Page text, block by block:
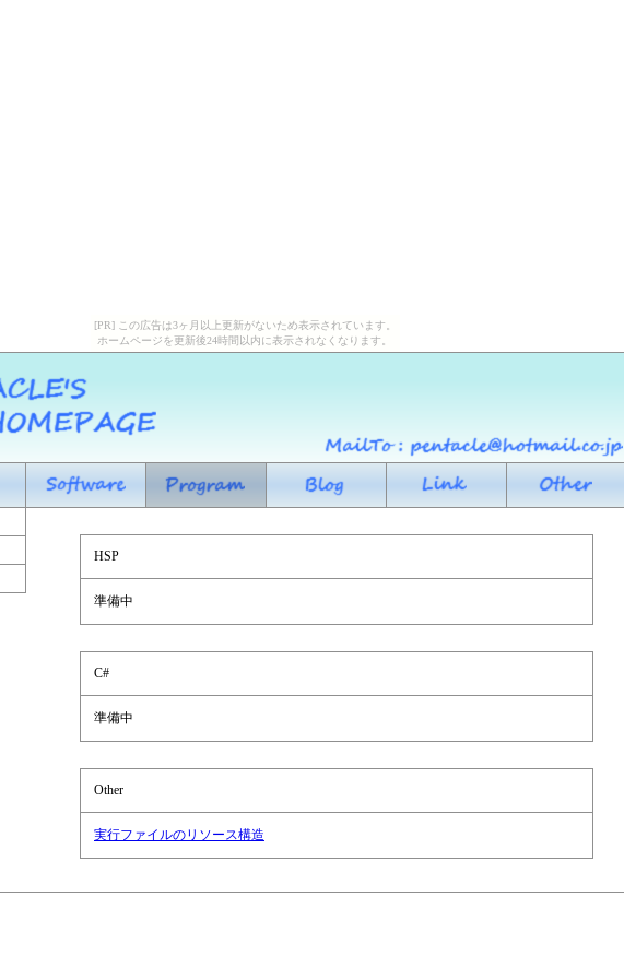
[PR] この広告は3ヶ月以上更新がないため表示されています。
ホームページを更新後24時間以内に表示されなくなります。
HSP
準備中
C#
準備中
Other
実行ファイルのリソース構造